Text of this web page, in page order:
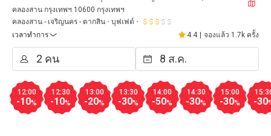
คลองสาน กรุงเทพฯ 10600 กรุงเทพฯ
คลองสาน - เจริญนคร - ตากสิน
บุฟเฟต์
เวลาทำการ
4.4 จองแล้ว 1.7k ครั้ง
12:00
-10%
12:30
-10%
13:00
-20%
13:30
-30%
14:00
-50%
14:30
-30%
15:00
-30% -30